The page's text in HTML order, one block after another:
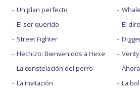
Un plan perfecto
El ser querido
Street Fighter
Hechizo: Bienvenidos a Hexe
La constelación del perro
La invitación
El
Verity
La